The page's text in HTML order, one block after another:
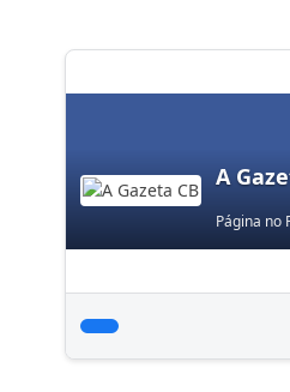
A
Página no